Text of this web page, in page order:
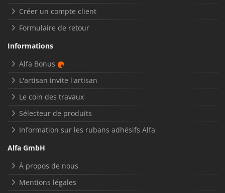
Créer un compte client
Formulaire de retour
Informations
Alfa Bonus
L'artisan invite l'artisan
Le coin des travaux
Sélecteur de produits
Information sur les rubans adhésifs Alfa
Alfa GmbH
À propos de nous
Mentions légales